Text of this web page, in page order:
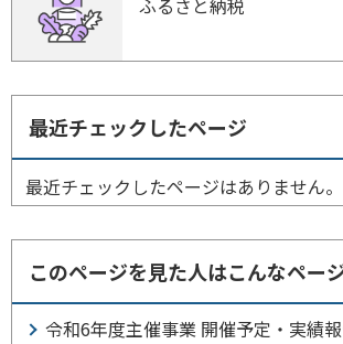
ふるさと納税
最近チェックしたページ
最近チェックしたページはありません。
このページを見た人はこんなペー
令和6年度主催事業 開催予定・実績